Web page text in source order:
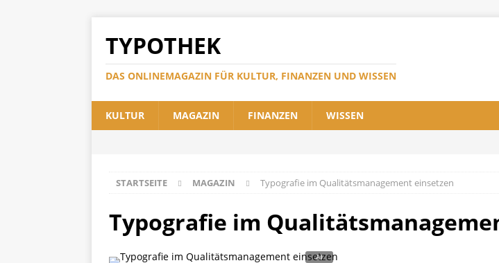
TYPOTHEK
DAS ONLINEMAGAZIN FÜR KULTUR, FINANZEN UND WISSEN
KULTUR MAGAZIN FINANZEN WISSEN
STARTSEITE MAGAZIN Typografie im Qualitätsmanagement einsetzen
Typografie im